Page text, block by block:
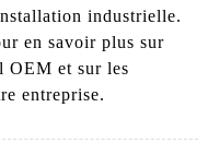
industrielle.
en savoir plus sur
OEM et sur les
entreprise.